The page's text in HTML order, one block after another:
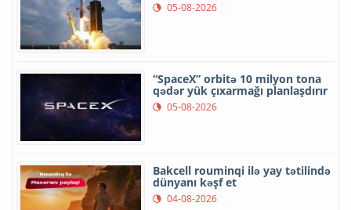
05-08-2026
“SpaceX” orbitə 10 milyon tona
qədər yük çıxarmağı planlaşdırır
05-08-2026
Bakcell rouminqi ilə yay tətilində
dünyanı kəşf et
04-08-2026